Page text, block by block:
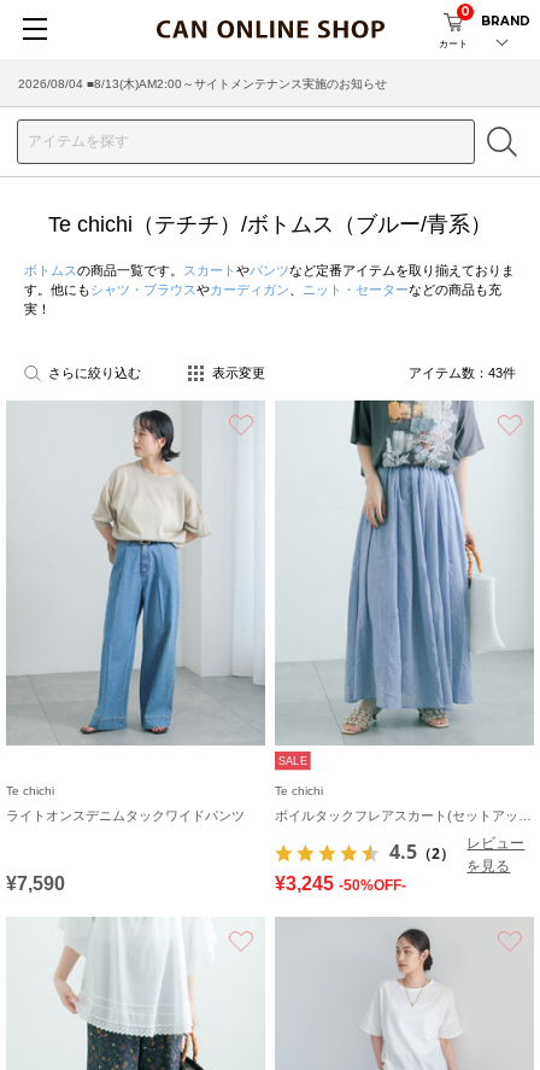
カート
0
BRAND
2026/07/29 ■【お知らせ】ヤマト運輸の配送遅延・停止について
Te chichi（テチチ）/ボトムス（ブルー/青系）
ボトムスの商品一覧です。 スカート やパンツなど定番アイテムを取り揃えておりま
す。他にもシャツ・ブラウスやカーディガン ニット・セーターなどの商品も充
実！
さらに絞り込む 表示変更 アイテム数： 43件
Te chichi
ライトオンスデニムタックワイドパンツ
¥7,590
SALE
Te chichi
4.5 （2）
レビュー
を見る
¥3,245 -50%OFF-